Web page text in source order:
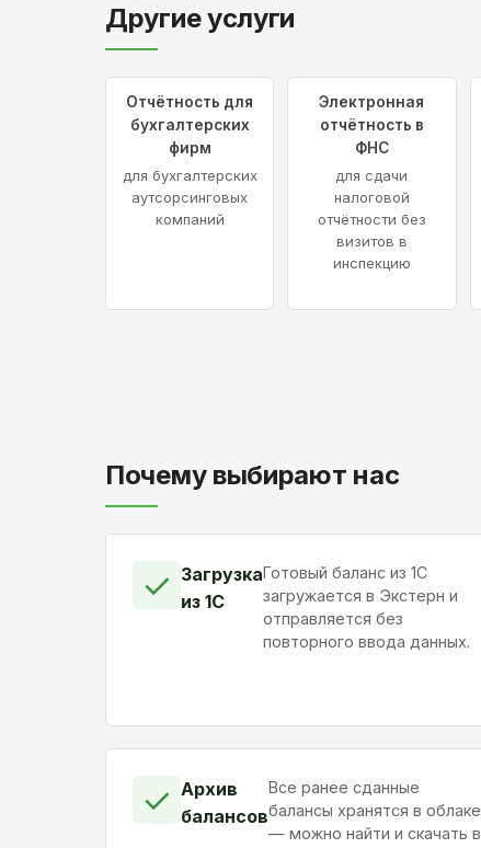
Другие услуги
Отчётность для
бухгалтерских
фирм
для бухгалтерских
аутсорсинговых
компаний
Электронная
отчётность в
ФНС
для сдачи
налоговой
отчётности без
визитов в
инспекцию
Почему выбирают нас
✓ Загрузка
из 1С
Готовый баланс из 1С
загружается в Экстерн и
отправляется без
повторного ввода данных.
✓ Архив
балансов
Все ранее сданные
балансы хранятся в облаке
— можно найти и скачать в